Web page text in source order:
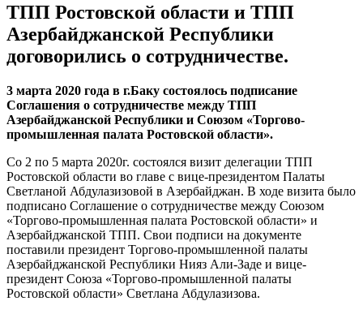
ТПП Ростовской области и ТПП
Азербайджанской Республики
договорились о сотрудничестве.
3 марта 2020 года в г.Баку состоялось подписание
Соглашения о сотрудничестве между ТПП
Азербайджанской Республики и Союзом «Торгово-
промышленная палата Ростовской области».
Со 2 по 5 марта 2020г. состоялся визит делегации ТПП
Ростовской области во главе с вице-президентом Палаты
Светланой Абдулазизовой в Азербайджан. В ходе визита было
подписано Соглашение о сотрудничестве между Союзом
«Торгово-промышленная палата Ростовской области» и
Азербайджанской ТПП. Свои подписи на документе
поставили президент Торгово-промышленной палаты
Азербайджанской Республики Нияз Али-Заде и вице-
президент Союза «Торгово-промышленной палаты
Ростовской области» Светлана Абдулазизова.